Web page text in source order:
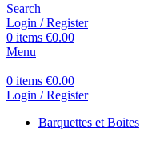
Search
Login / Register
0 items €0.00
Menu
0 items €0.00
Login / Register
Barquettes et Boites